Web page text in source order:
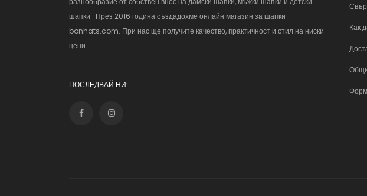
шапки. През 2016 година създадохме онлайн магазин за шапки
bonhats.com. При нас ще получите качество, практичност и стил на ниски
цени.
ПОСЛЕДВАЙ НИ:
Как